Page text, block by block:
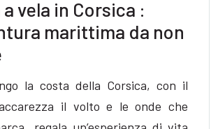
vela in Corsica :
marittima da non
la costa della Corsica, con il
il volto e le onde che